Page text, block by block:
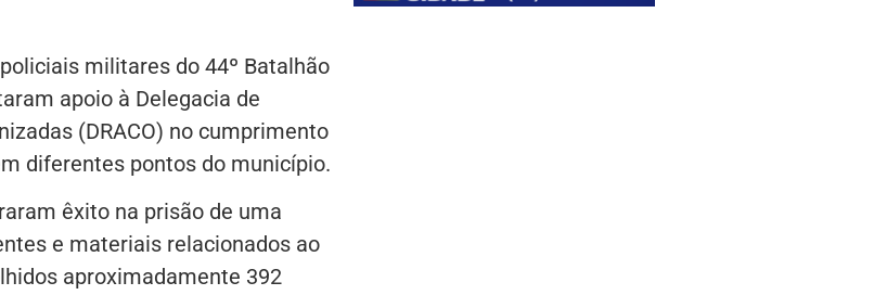
militares do 44º Batalhão
apoio à Delegacia de
(DRACO) no cumprimento
diferentes pontos do município.
êxito na prisão de uma
e materiais relacionados ao
aproximadamente 392